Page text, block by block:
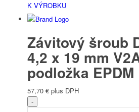
K VÝROBKU
Závitový šroub
4,2 x 19 mm
podložka EPDM
57,70 € plus DPH